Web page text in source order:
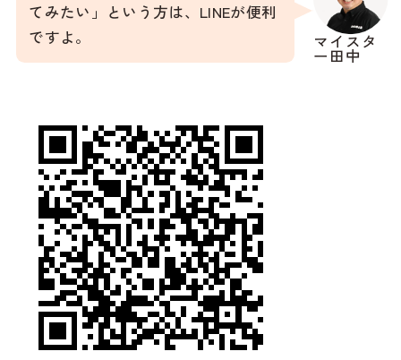
マイスタ
ー田中
てみたい」という方は、LINEが便利
ですよ。